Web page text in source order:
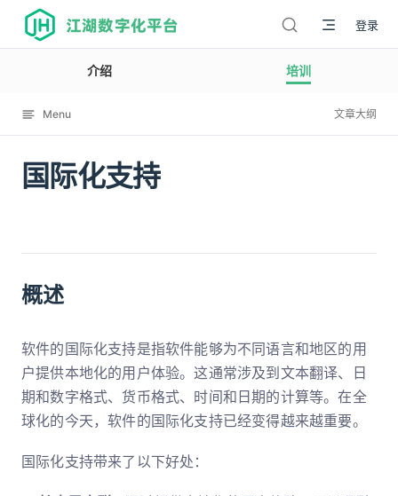
江湖数字化平台 登录
介绍 培训
Menu 文章大纲
国际化支持
12009
概述
软件的国际化支持是指软件能够为不同语言和地区的用
户提供本地化的用户体验。这通常涉及到文本翻译、日
期和数字格式、货币格式、时间和日期的计算等。在全
球化的今天，软件的国际化支持已经变得越来越重要。
国际化支持带来了以下好处：